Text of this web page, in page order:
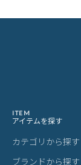
ITEM
アイテムを探す
カテゴリから探す
ブランドから探す